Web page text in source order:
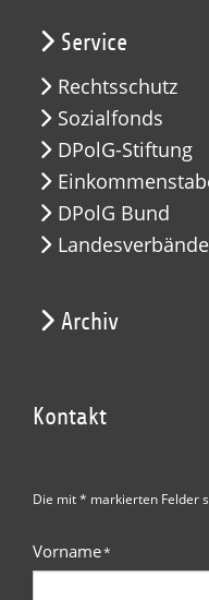
Service
Rechtsschutz
Sozialfonds
DPolG-Stiftung
DPolG Bund
Landesverbände
Archiv
Kontakt
Die mit * markierten Felder
Vorname*